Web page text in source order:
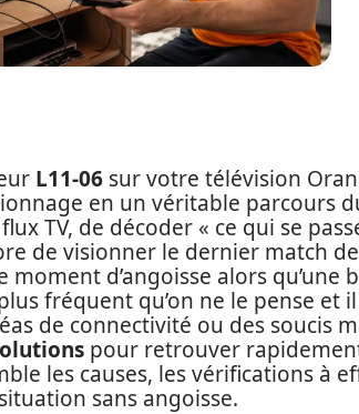
L11-06 sur votre télévision
en un véritable parcours
TV, de décoder « ce qui se
de visionner le dernier match
moment d’angoisse alors
fréquent qu’on ne le pense et
de connectivité ou des soucis
pour retrouver
les causes, les vérifications à
sans angoisse.